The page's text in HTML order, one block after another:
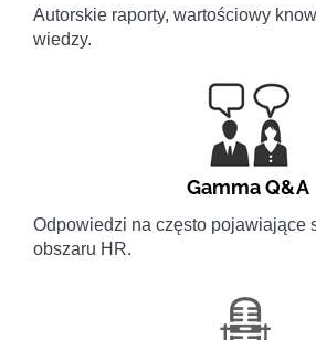
Autorskie raporty, wartościowy
wiedzy.
Gamma Q&A
Odpowiedzi na często pojawiające
obszaru HR.